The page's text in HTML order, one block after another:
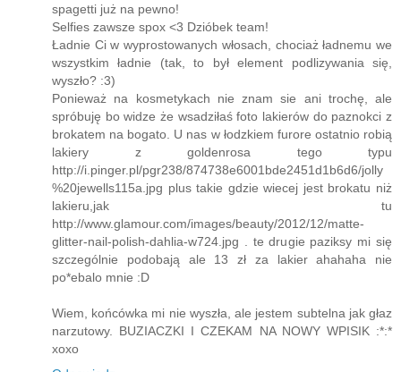
spagetti już na pewno!
Selfies zawsze spox <3 Dzióbek team!
Ładnie Ci w wyprostowanych włosach, chociaż ładnemu we
wszystkim ładnie (tak, to był element podlizywania się,
wyszło? :3)
Ponieważ na kosmetykach nie znam sie ani trochę, ale
spróbuję bo widze że wsadziłaś foto lakierów do paznokci z
brokatem na bogato. U nas w łodzkiem furore ostatnio robią
lakiery z goldenrosa tego typu
http://i.pinger.pl/pgr238/874738e6001bde2451d1b6d6/jolly
%20jewells115a.jpg plus takie gdzie wiecej jest brokatu niż
lakieru,jak tu
http://www.glamour.com/images/beauty/2012/12/matte-
glitter-nail-polish-dahlia-w724.jpg . te drugie paziksy mi się
szczególnie podobają ale 13 zł za lakier ahahaha nie
po*ebalo mnie :D
Wiem, końcówka mi nie wyszła, ale jestem subtelna jak głaz
narzutowy. BUZIACZKI I CZEKAM NA NOWY WPISIK :*:*
xoxo